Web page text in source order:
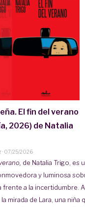
El fin del verano
2026) de Natalia
· 07/25/2026
de Natalia Trigo, es
y luminosa
frente a la incertidumbre. A
mirada de Lara, una niña